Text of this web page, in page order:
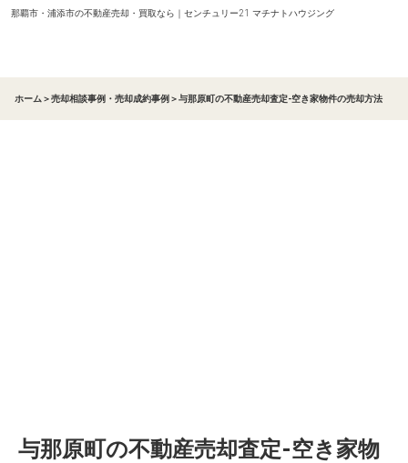
那覇市・浦添市の不動産売却・買取なら｜センチュリー21 マチナトハウジング
ホーム ＞売却相談事例・売却成約事例 ＞与那原町の不動産売却査定-空き家物件の売却方法
与那原町の不動産売却査定-空き家物